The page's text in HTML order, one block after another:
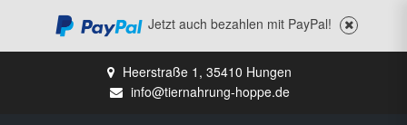
Jetzt auch bezahlen mit PayPal!
Heerstraße 1, 35410 Hungen
info@tiernahrung-hoppe.de